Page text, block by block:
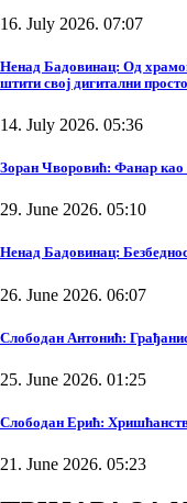
16. July 2026. 07:07
Ненад Бадовинац: Од
штити свој дигитални
14. July 2026. 05:36
Зоран Чворовић: Фанар као
29. June 2026. 05:10
Ненад Бадовинац:
26. June 2026. 06:07
Слободан Антонић:
25. June 2026. 01:25
Слободан Ерић:
21. June 2026. 05:23